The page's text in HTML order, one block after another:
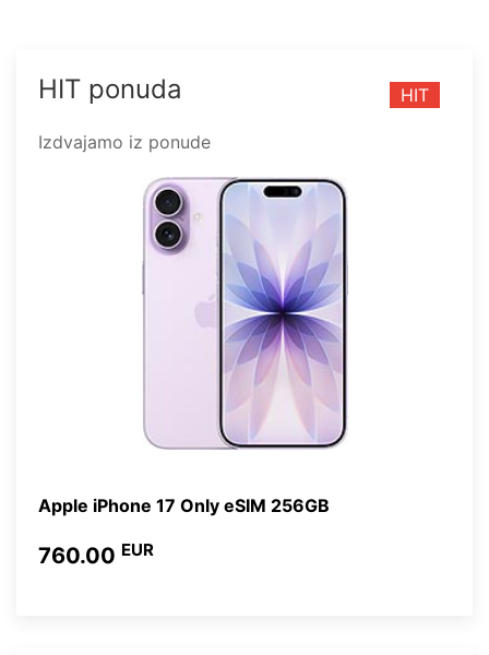
HIT
HIT ponuda
Izdvajamo iz ponude
Apple iPhone 17 Only eSIM 256GB
760.00 EUR